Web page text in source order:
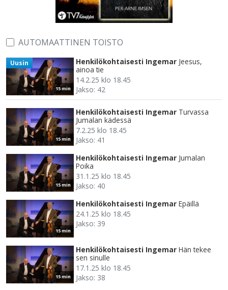
AUTOMAATTINEN TOISTO
15 min
Uusin Henkilökohtaisesti Ingemar Jeesus,
ainoa tie
14.2.25 klo 18.45
Jakso: 42
15 min
Henkilökohtaisesti Ingemar Turvassa
Jumalan kädessä
7.2.25 klo 18.45
Jakso: 41
15 min
Henkilökohtaisesti Ingemar Jumalan
Poika
31.1.25 klo 18.45
Jakso: 40
15 min
Henkilökohtaisesti Ingemar Epäillä
24.1.25 klo 18.45
Jakso: 39
15 min
Henkilökohtaisesti Ingemar Hän tekee
sen sinulle
17.1.25 klo 18.45
Jakso: 38